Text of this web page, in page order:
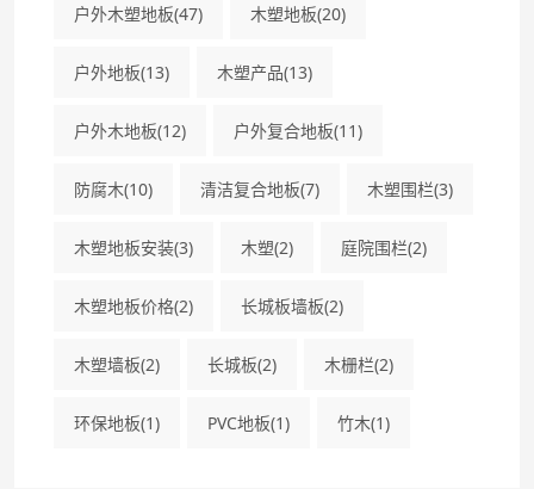
户外木塑地板(47) 木塑地板(20)
户外地板(13) 木塑产品(13)
户外木地板(12) 户外复合地板(11)
防腐木(10) 清洁复合地板(7) 木塑围栏(3)
木塑地板安装(3) 木塑(2) 庭院围栏(2)
木塑地板价格(2) 长城板墙板(2)
木塑墙板(2) 长城板(2) 木栅栏(2)
环保地板(1) PVC地板(1) 竹木(1)